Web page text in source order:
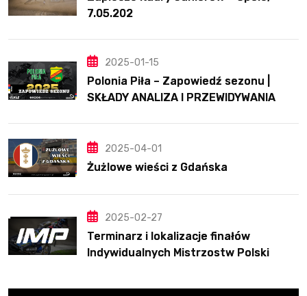
7.05.202
2025-01-15
Polonia Piła – Zapowiedź sezonu |
SKŁADY ANALIZA I PRZEWIDYWANIA
2025-04-01
Żużlowe wieści z Gdańska
2025-02-27
Terminarz i lokalizacje finałów
Indywidualnych Mistrzostw Polski